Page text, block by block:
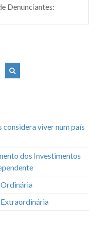
Denunciantes:
viver num país
dos Investimentos